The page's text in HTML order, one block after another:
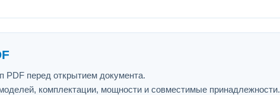
PDF перед открытием документа.
комплектации, мощности и совместимые принадлежности.